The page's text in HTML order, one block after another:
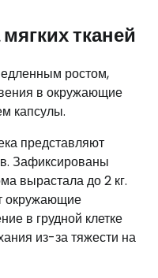
тканей
ростом,
в окружающие
капсулы.
представляют
Зафиксированы
вырастала до 2 кг.
окружающие
в грудной клетке
из-за тяжести на